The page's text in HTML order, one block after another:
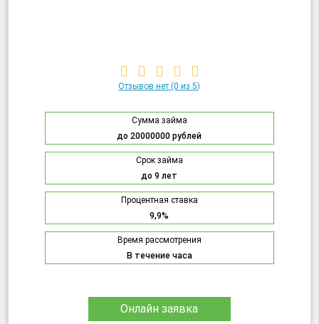
Отзывов нет (0 из 5)
Сумма займа
до 20000000 рублей
Срок займа
до 9 лет
Процентная ставка
9,9%
Время рассмотрения
В течение часа
Онлайн заявка